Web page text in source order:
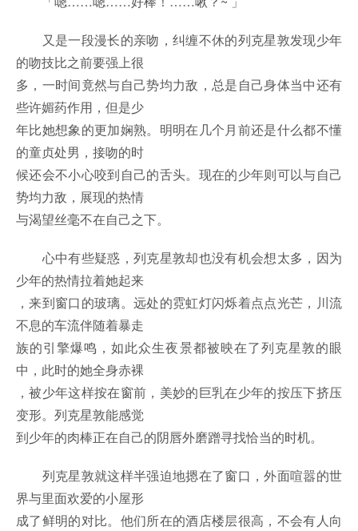
又是一段漫长的亲吻，纠缠不休的列克星敦发现少年
的吻技比之前要强上很
多，一时间竟然与自己势均力敌，总是自己身体当中还有
些许媚药作用，但是少
年比她想象的更加娴熟。明明在几个月前还是什么都不懂
的童贞处男，接吻的时
候还会不小心咬到自己的舌头。现在的少年则可以与自己
势均力敌，展现的热情
与渴望丝毫不在自己之下。
心中有些疑惑，列克星敦却也没有机会想太多，因为
少年的热情拉着她起来
，来到窗口的玻璃。远处的霓虹灯闪烁着点点光芒，川流
不息的车流伴随着暴走
族的引擎爆鸣，如此众生夜景都被映在了列克星敦的眼
中，此时的她全身赤裸
，被少年这样按在窗前，美妙的巨乳在少年的按压下挤压
变形。列克星敦能感觉
到少年的肉棒正在自己的阴唇外磨蹭寻找恰当的时机。
列克星敦就这样半强迫地摁在了窗口，外面喧嚣的世
界与里面欢爱的小屋形
成了鲜明的对比。他们所在的酒店楼层很高，不会有人向